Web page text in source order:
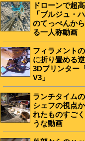
ドローンで超
「ブルジュ・
のてっぺんか
る一人称動画
フィラメント
に折り畳める
3Dプリンター
V3」
ランチタイム
シェフの視点
れたものすご
うな動画